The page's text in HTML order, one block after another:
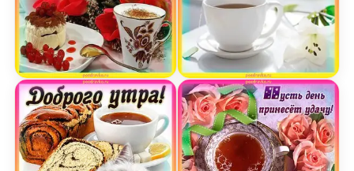
Картинка с добрым утромОткрытка с добрым